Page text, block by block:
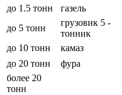
до 1.5 тонн
газель
до 5 тонн
грузовик 5 -
тонник
до 10 тонн
камаз
до 20 тонн
фура
более 20
тонн